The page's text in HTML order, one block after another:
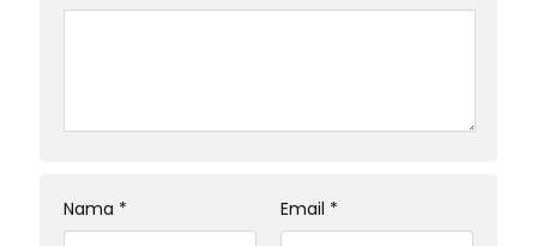
Nama * Email *